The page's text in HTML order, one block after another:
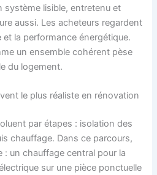
système lisible, entretenu et
aussi. Les acheteurs regardent
et la performance énergétique.
un ensemble cohérent pèse
du logement.
le plus réaliste en rénovation
par étapes : isolation des
chauffage. Dans ce parcours,
: un chauffage central pour la
sur une pièce ponctuelle